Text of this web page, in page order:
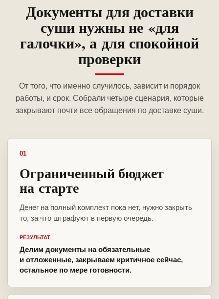
Документы для доставки
суши нужны не «для
галочки», а для спокойной
проверки
От того, что именно случилось, зависит и порядок
работы, и срок. Собрали четыре сценария, которые
закрывают почти все обращения по доставке суши.
01
Ограниченный бюджет
на старте
Денег на полный комплект пока нет, нужно закрыть
то, за что штрафуют в первую очередь.
РЕЗУЛЬТАТ
Делим документы на обязательные
и отложенные, закрываем критичное сейчас,
остальное по мере готовности.